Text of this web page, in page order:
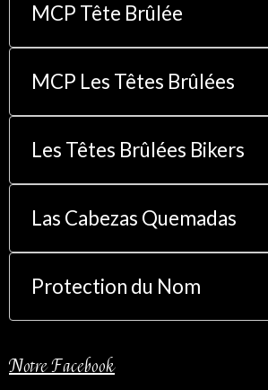
MCP Tête Brûlée
MCP Les Têtes Brûlées
Les Têtes Brûlées Bikers
Las Cabezas Quemadas
Protection du Nom
Notre Facebook